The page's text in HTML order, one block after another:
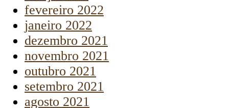
fevereiro 2022
janeiro 2022
dezembro 2021
novembro 2021
outubro 2021
setembro 2021
agosto 2021